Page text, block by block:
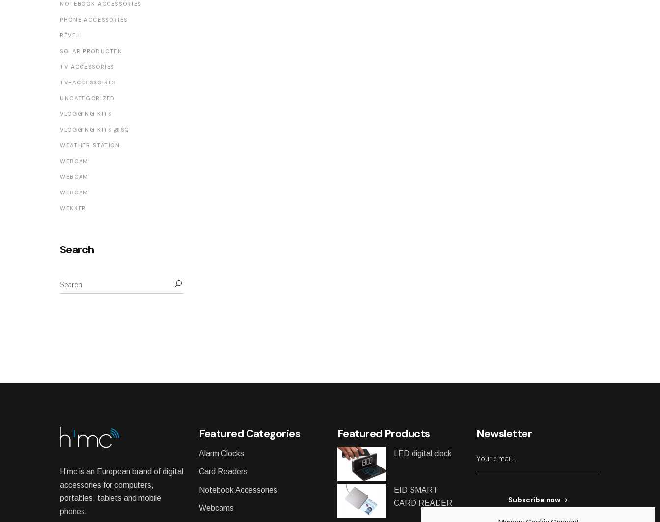
NOTEBOOK ACCESSORIES
PHONE ACCESSORIES
RÉVEIL
SOLAR PRODUCTEN
TV ACCESSORIES
TV-ACCESSOIRES
UNCATEGORIZED
VLOGGING KITS
VLOGGING KITS @SQ
WEATHER STATION
WEBCAM
WEBCAM
WEBCAM
WEKKER
Search
for:
H’mc is an European brand of digital
accessories for computers,
portables, tablets and mobile
phones.
Featured Categories
Alarm Clocks
Card Readers
Notebook Accessories
Webcams
Featured Products
LED digital clock
EID SMART
CARD READER
Newsletter
Subscribe now